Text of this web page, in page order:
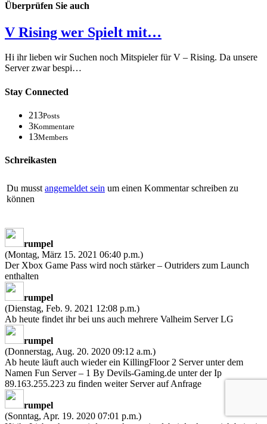
Überprüfen Sie auch
V Rising wer Spielt mit…
Hi ihr lieben wir Suchen noch Mitspieler für V – Rising. Da unsere
Server zwar bespi…
Stay Connected
213Posts
3Kommentare
13Members
Schreikasten
Du musst angemeldet sein um einen Kommentar schreiben zu
können
rumpel
(Montag, März 15. 2021 06:40 p.m.)
Der Xbox Game Pass wird noch stärker – Outriders zum Launch
enthalten
rumpel
(Dienstag, Feb. 9. 2021 12:08 p.m.)
Ab heute findet ihr bei uns auch mehrere Valheim Server LG
rumpel
(Donnerstag, Aug. 20. 2020 09:12 a.m.)
Ab heute läuft auch wieder ein KillingFloor 2 Server unter dem
Namen Fun Server – 1 By Devils-Gaming.de unter der Ip
89.163.255.223 zu finden weiter Server auf Anfrage
rumpel
(Sonntag, Apr. 19. 2020 07:01 p.m.)